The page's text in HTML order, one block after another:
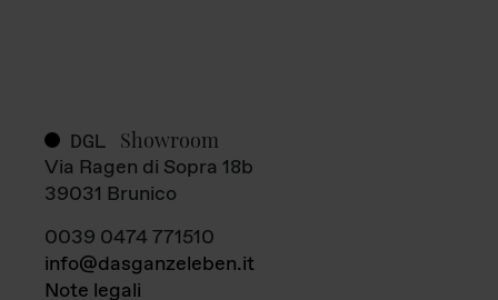
DGL Showroom
Via Ragen di Sopra 18b
39031 Brunico
0039 0474 771510
info@dasganzeleben.it
Note legali